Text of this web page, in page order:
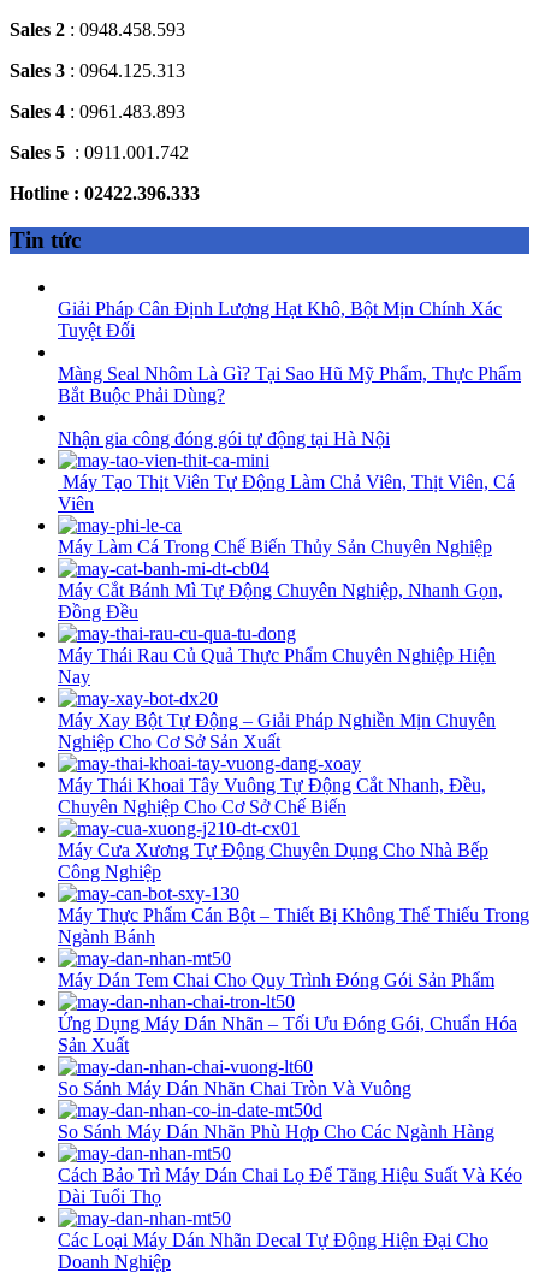
Sales 2 : 0948.458.593
Sales 3 : 0964.125.313
Sales 4 : 0961.483.893
Sales 5 : 0911.001.742
Hotline : 02422.396.333
Tin tức
Giải Pháp Cân Định Lượng Hạt Khô, Bột Mịn Chính Xác
Tuyệt Đối
Màng Seal Nhôm Là Gì? Tại Sao Hũ Mỹ Phẩm, Thực Phẩm
Bắt Buộc Phải Dùng?
Nhận gia công đóng gói tự động tại Hà Nội
Máy Tạo Thịt Viên Tự Động Làm Chả Viên, Thịt Viên, Cá
Viên
Máy Làm Cá Trong Chế Biến Thủy Sản Chuyên Nghiệp
Máy Cắt Bánh Mì Tự Động Chuyên Nghiệp, Nhanh Gọn,
Đồng Đều
Máy Thái Rau Củ Quả Thực Phẩm Chuyên Nghiệp Hiện
Nay
Máy Xay Bột Tự Động – Giải Pháp Nghiền Mịn Chuyên
Nghiệp Cho Cơ Sở Sản Xuất
Máy Thái Khoai Tây Vuông Tự Động Cắt Nhanh, Đều,
Chuyên Nghiệp Cho Cơ Sở Chế Biến
Máy Cưa Xương Tự Động Chuyên Dụng Cho Nhà Bếp
Công Nghiệp
Máy Thực Phẩm Cán Bột – Thiết Bị Không Thể Thiếu Trong
Ngành Bánh
Máy Dán Tem Chai Cho Quy Trình Đóng Gói Sản Phẩm
Ứng Dụng Máy Dán Nhãn – Tối Ưu Đóng Gói, Chuẩn Hóa
Sản Xuất
So Sánh Máy Dán Nhãn Chai Tròn Và Vuông
So Sánh Máy Dán Nhãn Phù Hợp Cho Các Ngành Hàng
Cách Bảo Trì Máy Dán Chai Lọ Để Tăng Hiệu Suất Và Kéo
Dài Tuổi Thọ
Các Loại Máy Dán Nhãn Decal Tự Động Hiện Đại Cho
Doanh Nghiệp